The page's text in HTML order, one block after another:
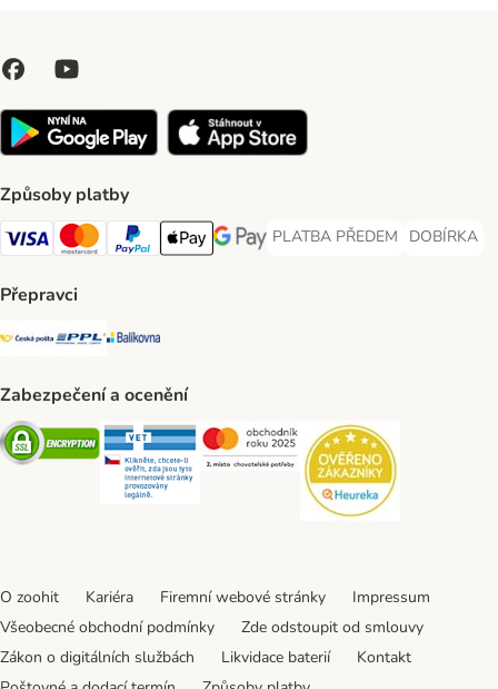
Způsoby platby
Visa Payment Method
Mastercard Payment Method
PayPal Payment Method
Apple pay Payment Method
GooglePay Payment Method
PLATBA PŘEDEM
PLATBA PŘEDEM Payment
DOBÍRKA
DOBÍRKA
Přepravci
Česká pošta Shipping Method
PPL Shipping Method
Balíkovna Shipping Method
Zabezpečení a ocenění
Security Security Security
O zoohit Kariéra Firemní webové stránky
Impressum
Všeobecné obchodní podmínky
Zde odstoupit od smlouvy
Zákon o digitálních službách
Likvidace baterií
Kontakt